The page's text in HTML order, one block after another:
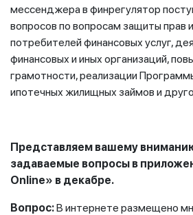
мессенджера в финрегулятор
вопросов по вопросам защиты прав
потребителей финансовых услуг,
финансовых и иных организаций,
грамотности, реализации
ипотечных жилищных займов и
Представляем вашему
задаваемые вопросы в
Online» в декабре.
Вопрос:В интернете размещено